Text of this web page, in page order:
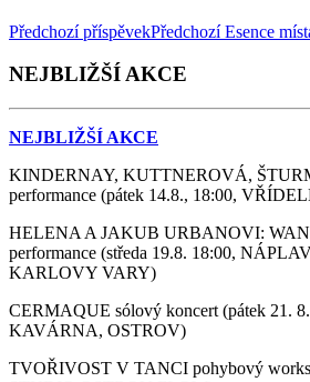
Předchozí příspěvekPředchozí Esence
NEJBLIŽŠÍ AKCE
NEJBLIŽŠÍ AKCE
KINDERNAY, KUTTNEROVÁ,
performance (pátek 14.8., 18:00,
HELENA A JAKUB URBANOVI:
performance (středa 19.8. 18:00,
KARLOVY VARY)
CERMAQUE sólový koncert (pátek 21.
KAVÁRNA, OSTROV)
TVOŘIVOST V TANCI pohybový